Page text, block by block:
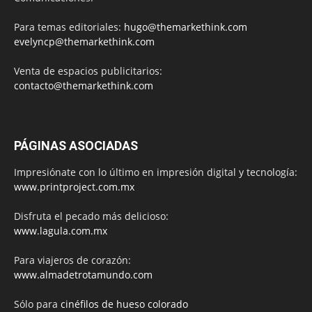
Para temas editoriales: hugo@themarkethink.com
evelyncp@themarkethink.com
Venta de espacios publicitarios:
contacto@themarkethink.com
PÁGINAS ASOCIADAS
Impresiónate con lo último en impresión digital y tecnología:
www.printproject.com.mx
Disfruta el pecado más delicioso:
www.lagula.com.mx
Para viajeros de corazón:
www.almadetrotamundo.com
Sólo para cinéfilos de hueso colorado